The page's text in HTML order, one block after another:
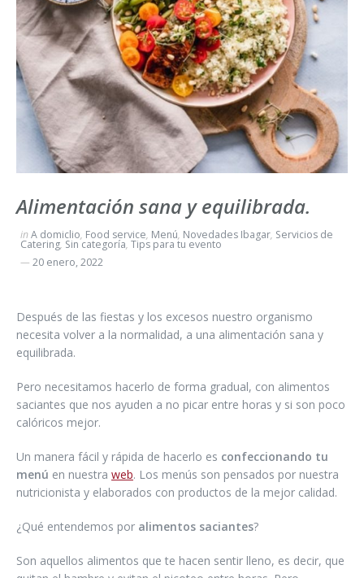
Alimentación sana y equilibrada.
inA domiclio, Food service, Menú, Novedades Ibagar, Servicios de
Catering, Sin categoría, Tips para tu evento
20 enero, 2022
Después de las fiestas y los excesos nuestro organismo
necesita volver a la normalidad, a una alimentación sana y
equilibrada.
Pero necesitamos hacerlo de forma gradual, con alimentos
saciantes que nos ayuden a no picar entre horas y si son poco
calóricos mejor.
Un manera fácil y rápida de hacerlo es confeccionando tu
menú en nuestra web. Los menús son pensados por nuestra
nutricionista y elaborados con productos de la mejor calidad.
¿Qué entendemos por alimentos saciantes?
Son aquellos alimentos que te hacen sentir lleno, es decir, que